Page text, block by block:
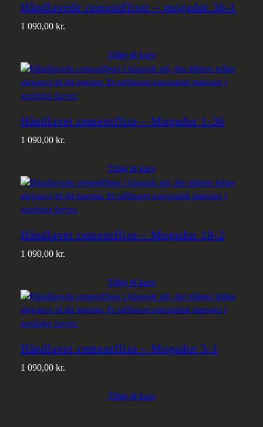
Håndlavede cementfliser – mogador 36-1
1 090,00 kr.
Tilføj til kurv
Håndlavet cementflise – Mogador 1-36
1 090,00 kr.
Tilføj til kurv
Håndlavet cementflise – Mogador 19-2
1 090,00 kr.
Tilføj til kurv
Håndlavet cementflise – Mogador 3-1
1 090,00 kr.
Tilføj til kurv